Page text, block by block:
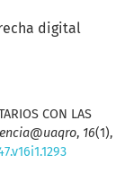
digital
CON LAS
, 16(1),